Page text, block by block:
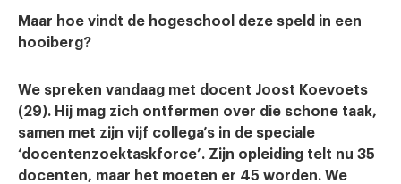
Maar hoe vindt de hogeschool deze speld in een
hooiberg?
We spreken vandaag met docent Joost Koevoets
(29). Hij mag zich ontfermen over die schone taak,
samen met zijn vijf collega’s in de speciale
‘docentenzoektaskforce’. Zijn opleiding telt nu 35
docenten, maar het moeten er 45 worden. We